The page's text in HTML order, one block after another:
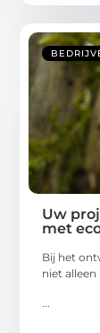
Uw
met
Bij het
niet